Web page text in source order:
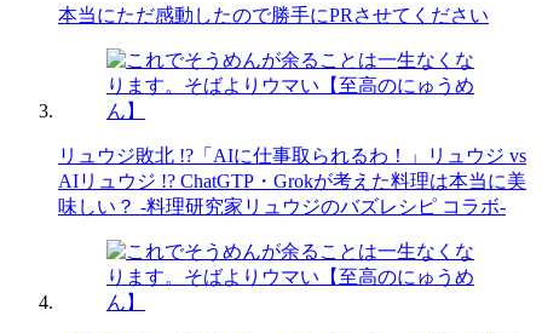
本当にただ感動したので勝手にPRさせてください
リュウジ敗北 !?「AIに仕事取られるわ！」リュウジ vs
AIリュウジ !? ChatGTP・Grokが考えた料理は本当に美
味しい？ -料理研究家リュウジのバズレシピ コラボ-